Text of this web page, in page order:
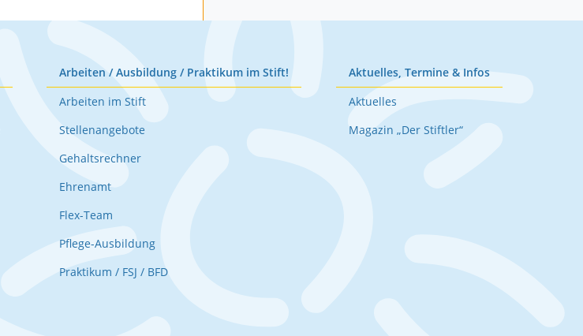
Arbeiten / Ausbildung / Praktikum im Stift!
Arbeiten im Stift
Stellenangebote
Gehaltsrechner
Ehrenamt
Flex-Team
Pflege-Ausbildung
Praktikum / FSJ / BFD
Aktuelles, Termine & Infos
Aktuelles
Magazin „Der Stiftler“